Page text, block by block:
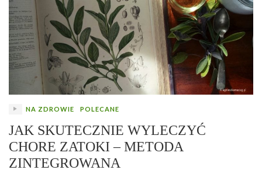
NA ZDROWIE POLECANE
JAK SKUTECZNIE WYLECZYĆ
CHORE ZATOKI – METODA
ZINTEGROWANA